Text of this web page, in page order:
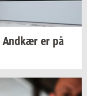
And­kær er på